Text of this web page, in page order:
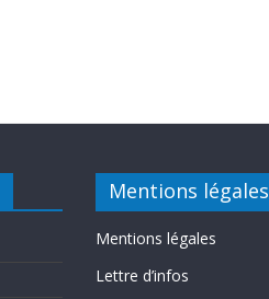
Mentions légales
Mentions légales
Lettre d’infos